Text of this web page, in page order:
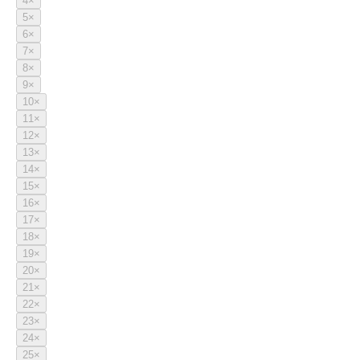
5×
6×
7×
8×
9×
10×
11×
12×
13×
14×
15×
16×
17×
18×
19×
20×
21×
22×
23×
24×
25×